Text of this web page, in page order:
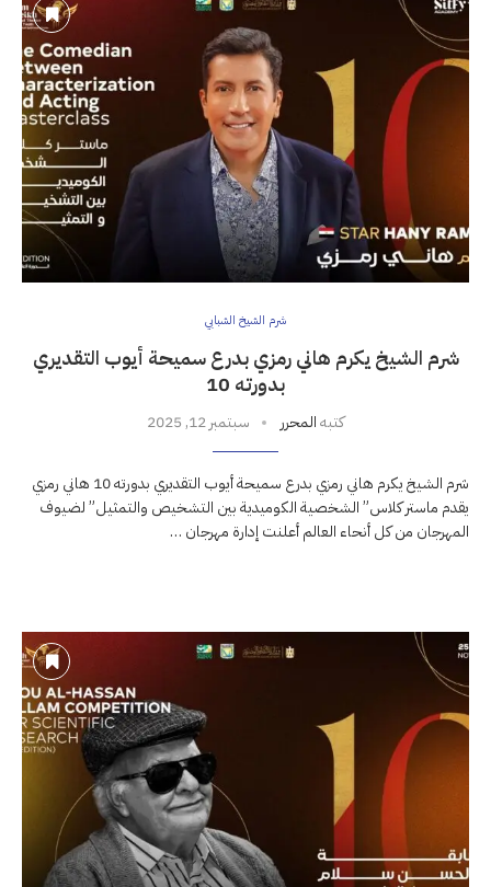
شرم الشيخ الشبابي
شرم الشيخ يكرم هاني رمزي بدرع سميحة أيوب التقديري
بدورته 10
كتبهالمحرر سبتمبر 12, 2025
شرم الشيخ يكرم هاني رمزي بدرع سميحة أيوب التقديري بدورته 10 هاني رمزي
يقدم ماستر كلاس” الشخصية الكوميدية بين التشخيص والتمثيل” لضيوف
المهرجان من كل أنحاء العالم أعلنت إدارة مهرجان …